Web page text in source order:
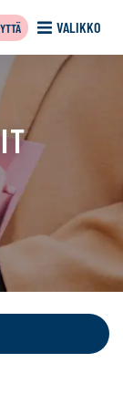
VALIKKO